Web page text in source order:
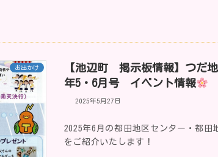
お出かけ
【池辺町 掲示板情報】つだ
年5・6月号 イベント情報
2025年5月27日
2025年6月の都田地区センター・都田
をご紹介いたします！